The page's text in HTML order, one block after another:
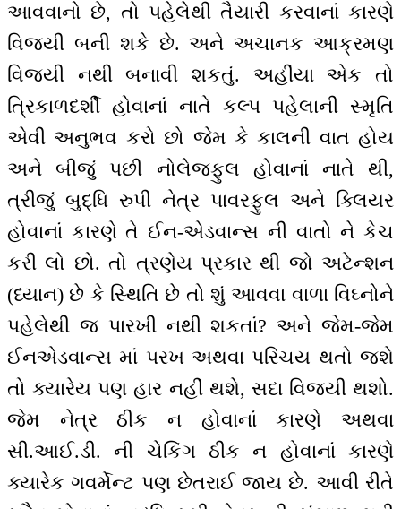
આવવાનો છે, તો પહેલેથી તૈયારી કરવાનાં કારણે
વિજયી બની શકે છે. અને અચાનક આક્રમણ
વિજયી નથી બનાવી શકતું. અહીંયા એક તો
ત્રિકાળદર્શી હોવાનાં નાતે કલ્પ પહેલાની સ્મૃતિ
એવી અનુભવ કરો છો જેમ કે કાલની વાત હોય
અને બીજું પછી નોલેજફુલ હોવાનાં નાતે થી,
ત્રીજું બુદ્ધિ રુપી નેત્ર પાવરફુલ અને ક્લિયર
હોવાનાં કારણે તે ઈન-એડવાન્સ ની વાતો ને કેચ
કરી લો છો. તો ત્રણેય પ્રકાર થી જો અટેન્શન
(ધ્યાન) છે કે સ્થિતિ છે તો શું આવવા વાળા વિઘ્નોને
પહેલેથી જ પારખી નથી શકતાં? અને જેમ-જેમ
ઈનએડવાન્સ માં પરખ અથવા પરિચય થતો જશે
તો ક્યારેય પણ હાર નહીં થશે, સદા વિજયી થશો.
જેમ નેત્ર ઠીક ન હોવાનાં કારણે અથવા
સી.આઈ.ડી. ની ચેકિંગ ઠીક ન હોવાનાં કારણે
ક્યારેક ગવર્મેન્ટ પણ છેતરાઈ જાય છે. આવી રીતે